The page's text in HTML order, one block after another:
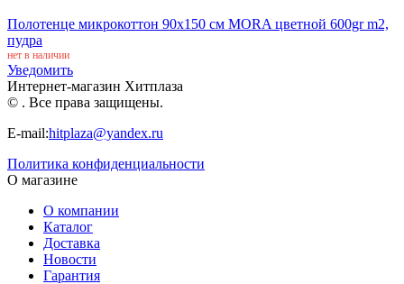
Полотенце микрокоттон 90x150 см MORA цветной 600gr m2,
пудра
нет в наличии
Уведомить
Интернет-магазин Хитплаза
© . Все права защищены.
E-mail:hitplaza@yandex.ru
Политика конфиденциальности
О магазине
О компании
Каталог
Доставка
Новости
Гарантия